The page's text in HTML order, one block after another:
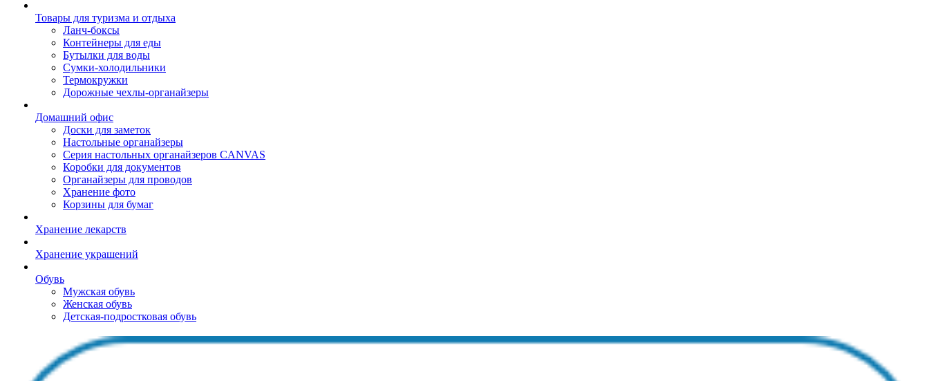
Товары для туризма и отдыха
Ланч-боксы
Контейнеры для еды
Бутылки для воды
Сумки-холодильники
Термокружки
Дорожные чехлы-органайзеры
Домашний офис
Доски для заметок
Настольные органайзеры
Серия настольных органайзеров CANVAS
Коробки для документов
Органайзеры для проводов
Хранение фото
Корзины для бумаг
Хранение лекарств
Хранение украшений
Обувь
Мужская обувь
Женская обувь
Детская-подростковая обувь